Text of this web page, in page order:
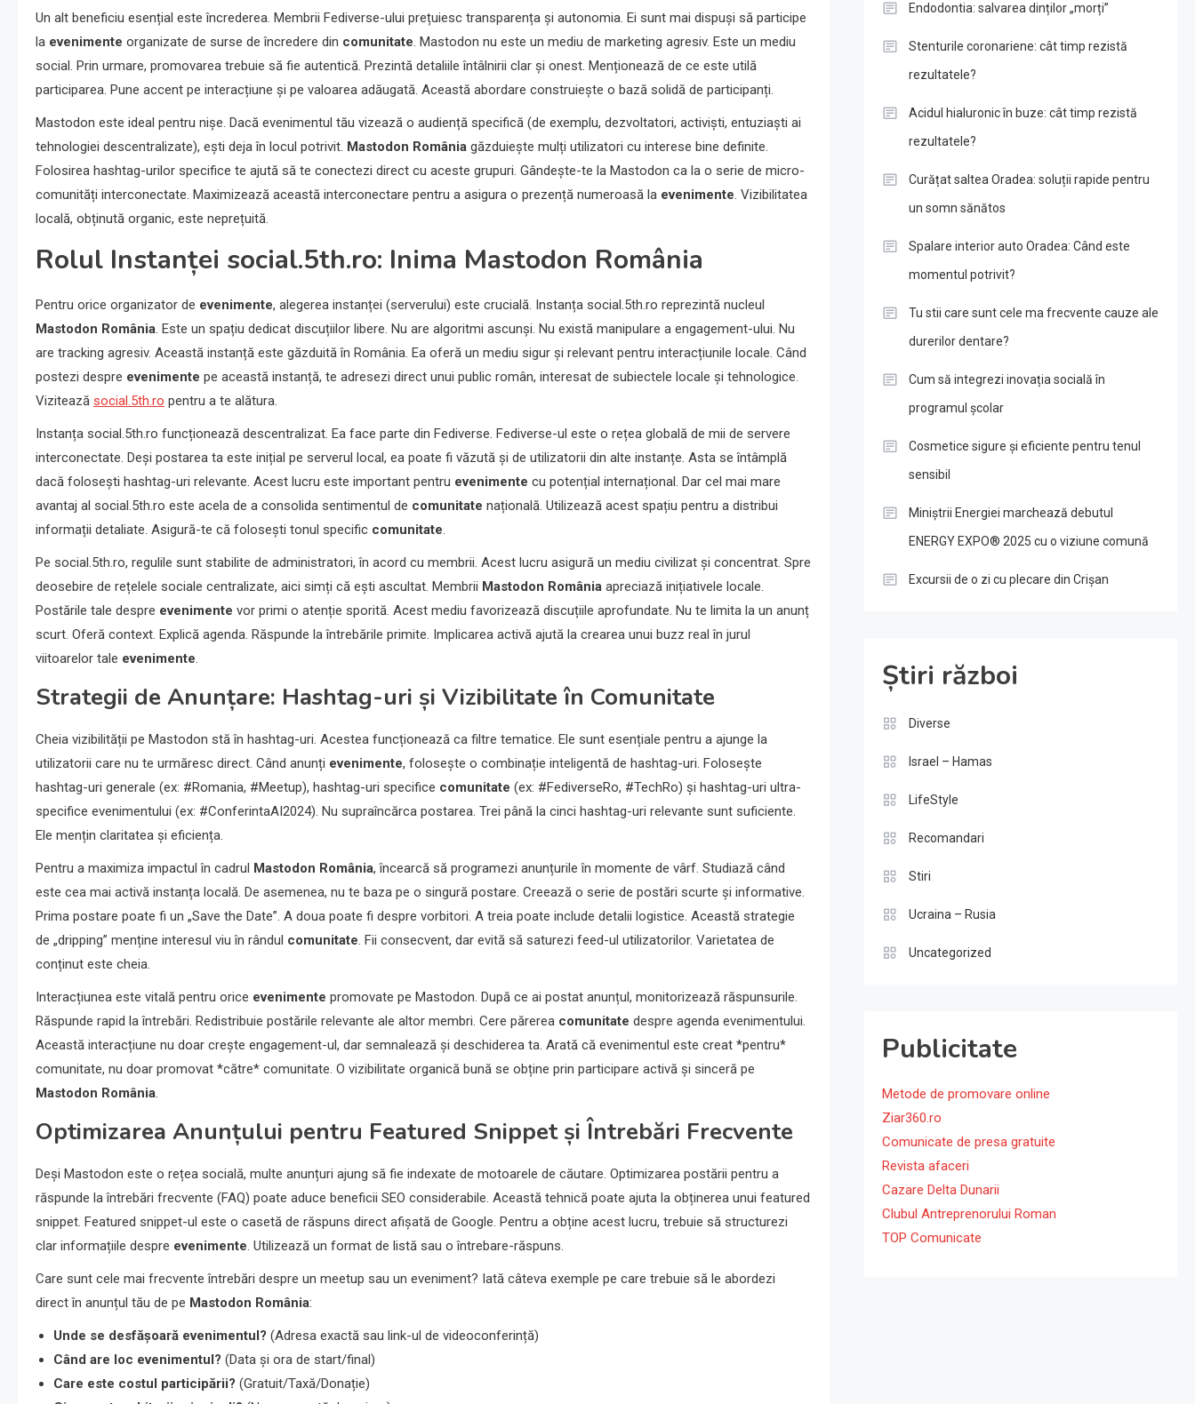
Un alt beneficiu esențial este încrederea. Membrii Fediverse-ului prețuiesc transparența și autonomia. Ei sunt mai dispuși să participe
la evenimente organizate de surse de încredere din comunitate. Mastodon nu este un mediu de marketing agresiv. Este un mediu
social. Prin urmare, promovarea trebuie să fie autentică. Prezintă detaliile întâlnirii clar și onest. Menționează de ce este utilă
participarea. Pune accent pe interacțiune și pe valoarea adăugată. Această abordare construiește o bază solidă de participanți.
Mastodon este ideal pentru nișe. Dacă evenimentul tău vizează o audiență specifică (de exemplu, dezvoltatori, activiști, entuziaști ai
tehnologiei descentralizate), ești deja în locul potrivit. Mastodon România găzduiește mulți utilizatori cu interese bine definite.
Folosirea hashtag-urilor specifice te ajută să te conectezi direct cu aceste grupuri. Gândește-te la Mastodon ca la o serie de micro-
comunități interconectate. Maximizează această interconectare pentru a asigura o prezență numeroasă la evenimente. Vizibilitatea
locală, obținută organic, este neprețuită.
Rolul Instanței social.5th.ro: Inima Mastodon România
Pentru orice organizator de evenimente, alegerea instanței (serverului) este crucială. Instanța social.5th.ro reprezintă nucleul
Mastodon România. Este un spațiu dedicat discuțiilor libere. Nu are algoritmi ascunși. Nu există manipulare a engagement-ului. Nu
are tracking agresiv. Această instanță este găzduită în România. Ea oferă un mediu sigur și relevant pentru interacțiunile locale. Când
postezi despre evenimente pe această instanță, te adresezi direct unui public român, interesat de subiectele locale și tehnologice.
Vizitează social.5th.ro pentru a te alătura.
Instanța social.5th.ro funcționează descentralizat. Ea face parte din Fediverse. Fediverse-ul este o rețea globală de mii de servere
interconectate. Deși postarea ta este inițial pe serverul local, ea poate fi văzută și de utilizatorii din alte instanțe. Asta se întâmplă
dacă folosești hashtag-uri relevante. Acest lucru este important pentru evenimente cu potențial internațional. Dar cel mai mare
avantaj al social.5th.ro este acela de a consolida sentimentul de comunitate națională. Utilizează acest spațiu pentru a distribui
informații detaliate. Asigură-te că folosești tonul specific comunitate.
Pe social.5th.ro, regulile sunt stabilite de administratori, în acord cu membrii. Acest lucru asigură un mediu civilizat și concentrat. Spre
deosebire de rețelele sociale centralizate, aici simți că ești ascultat. Membrii Mastodon România apreciază inițiativele locale.
Postările tale despre evenimente vor primi o atenție sporită. Acest mediu favorizează discuțiile aprofundate. Nu te limita la un anunț
scurt. Oferă context. Explică agenda. Răspunde la întrebările primite. Implicarea activă ajută la crearea unui buzz real în jurul
viitoarelor tale evenimente.
Strategii de Anunțare: Hashtag-uri și Vizibilitate în Comunitate
Cheia vizibilității pe Mastodon stă în hashtag-uri. Acestea funcționează ca filtre tematice. Ele sunt esențiale pentru a ajunge la
utilizatorii care nu te urmăresc direct. Când anunți evenimente, folosește o combinație inteligentă de hashtag-uri. Folosește
hashtag-uri generale (ex: #Romania, #Meetup), hashtag-uri specifice comunitate (ex: #FediverseRo, #TechRo) și hashtag-uri ultra-
specifice evenimentului (ex: #ConferintaAI2024). Nu supraîncărca postarea. Trei până la cinci hashtag-uri relevante sunt suficiente.
Ele mențin claritatea și eficiența.
Pentru a maximiza impactul în cadrul Mastodon România, încearcă să programezi anunțurile în momente de vârf. Studiază când
este cea mai activă instanța locală. De asemenea, nu te baza pe o singură postare. Creează o serie de postări scurte și informative.
Prima postare poate fi un „Save the Date”. A doua poate fi despre vorbitori. A treia poate include detalii logistice. Această strategie
de „dripping” menține interesul viu în rândul comunitate. Fii consecvent, dar evită să saturezi feed-ul utilizatorilor. Varietatea de
conținut este cheia.
Interacțiunea este vitală pentru orice evenimente promovate pe Mastodon. După ce ai postat anunțul, monitorizează răspunsurile.
Răspunde rapid la întrebări. Redistribuie postările relevante ale altor membri. Cere părerea comunitate despre agenda evenimentului.
Această interacțiune nu doar crește engagement-ul, dar semnalează și deschiderea ta. Arată că evenimentul este creat *pentru*
comunitate, nu doar promovat *către* comunitate. O vizibilitate organică bună se obține prin participare activă și sinceră pe
Mastodon România.
Optimizarea Anunțului pentru Featured Snippet și Întrebări Frecvente
Deși Mastodon este o rețea socială, multe anunțuri ajung să fie indexate de motoarele de căutare. Optimizarea postării pentru a
răspunde la întrebări frecvente (FAQ) poate aduce beneficii SEO considerabile. Această tehnică poate ajuta la obținerea unui featured
snippet. Featured snippet-ul este o casetă de răspuns direct afișată de Google. Pentru a obține acest lucru, trebuie să structurezi
clar informațiile despre evenimente. Utilizează un format de listă sau o întrebare-răspuns.
Care sunt cele mai frecvente întrebări despre un meetup sau un eveniment? Iată câteva exemple pe care trebuie să le abordezi
direct în anunțul tău de pe Mastodon România:
Unde se desfășoară evenimentul? (Adresa exactă sau link-ul de videoconferință)
Când are loc evenimentul? (Data și ora de start/final)
Care este costul participării? (Gratuit/Taxă/Donație)
Endodontia: salvarea dinților „morți”
Stenturile coronariene: cât timp rezistă
rezultatele?
Acidul hialuronic în buze: cât timp rezistă
rezultatele?
Curățat saltea Oradea: soluții rapide pentru
un somn sănătos
Spalare interior auto Oradea: Când este
momentul potrivit?
Tu stii care sunt cele ma frecvente cauze ale
durerilor dentare?
Cum să integrezi inovația socială în
programul școlar
Cosmetice sigure și eficiente pentru tenul
sensibil
Miniștrii Energiei marchează debutul
ENERGY EXPO® 2025 cu o viziune comună
Excursii de o zi cu plecare din Crișan
Știri război
Diverse
Israel – Hamas
LifeStyle
Recomandari
Stiri
Ucraina – Rusia
Uncategorized
Publicitate
Metode de promovare online
Ziar360.ro
Comunicate de presa gratuite
Revista afaceri
Cazare Delta Dunarii
Clubul Antreprenorului Roman
TOP Comunicate